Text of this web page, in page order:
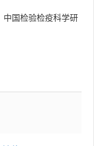
中国检验检疫科学研